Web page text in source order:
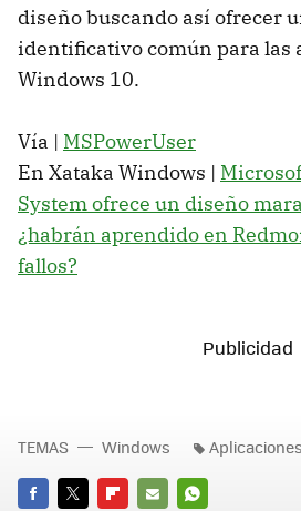
diseño buscando así ofrecer
identificativo común para las
Windows 10.
Vía | MSPowerUser
En Xataka Windows |
System ofrece un diseño
¿habrán aprendido en
fallos?
TEMAS Windows Aplicaciones